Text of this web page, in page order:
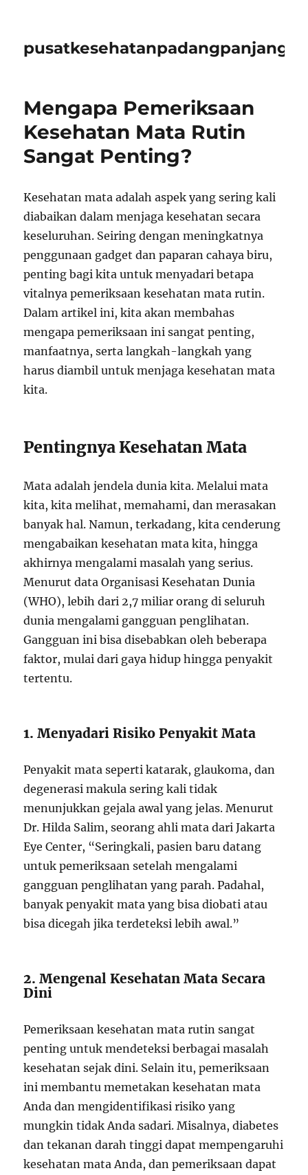
pusatkesehatanpadangpanjangid
Mengapa Pemeriksaan
Kesehatan Mata Rutin
Sangat Penting?
Kesehatan mata adalah aspek yang sering kali
diabaikan dalam menjaga kesehatan secara
keseluruhan. Seiring dengan meningkatnya
penggunaan gadget dan paparan cahaya biru,
penting bagi kita untuk menyadari betapa
vitalnya pemeriksaan kesehatan mata rutin.
Dalam artikel ini, kita akan membahas
mengapa pemeriksaan ini sangat penting,
manfaatnya, serta langkah-langkah yang
harus diambil untuk menjaga kesehatan mata
kita.
Pentingnya Kesehatan Mata
Mata adalah jendela dunia kita. Melalui mata
kita, kita melihat, memahami, dan merasakan
banyak hal. Namun, terkadang, kita cenderung
mengabaikan kesehatan mata kita, hingga
akhirnya mengalami masalah yang serius.
Menurut data Organisasi Kesehatan Dunia
(WHO), lebih dari 2,7 miliar orang di seluruh
dunia mengalami gangguan penglihatan.
Gangguan ini bisa disebabkan oleh beberapa
faktor, mulai dari gaya hidup hingga penyakit
tertentu.
1. Menyadari Risiko Penyakit Mata
Penyakit mata seperti katarak, glaukoma, dan
degenerasi makula sering kali tidak
menunjukkan gejala awal yang jelas. Menurut
Dr. Hilda Salim, seorang ahli mata dari Jakarta
Eye Center, “Seringkali, pasien baru datang
untuk pemeriksaan setelah mengalami
gangguan penglihatan yang parah. Padahal,
banyak penyakit mata yang bisa diobati atau
bisa dicegah jika terdeteksi lebih awal.”
2. Mengenal Kesehatan Mata Secara
Dini
Pemeriksaan kesehatan mata rutin sangat
penting untuk mendeteksi berbagai masalah
kesehatan sejak dini. Selain itu, pemeriksaan
ini membantu memetakan kesehatan mata
Anda dan mengidentifikasi risiko yang
mungkin tidak Anda sadari. Misalnya, diabetes
dan tekanan darah tinggi dapat mempengaruhi
kesehatan mata Anda, dan pemeriksaan dapat